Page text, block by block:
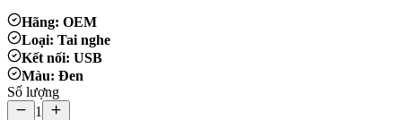
Hãng: OEM
Loại: Tai nghe
Kết nối: USB
Màu: Đen
Số lượng
1